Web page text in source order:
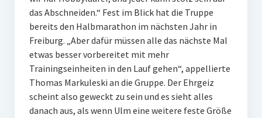
das Abschneiden.“ Fest im Blick hat die Truppe
bereits den Halbmarathon im nächsten Jahr in
Freiburg. „Aber dafür müssen alle das nächste Mal
etwas besser vorbereitet mit mehr
Trainingseinheiten in den Lauf gehen“, appellierte
Thomas Markuleski an die Gruppe. Der Ehrgeiz
scheint also geweckt zu sein und es sieht alles
danach aus, als wenn Ulm eine weitere feste Größe